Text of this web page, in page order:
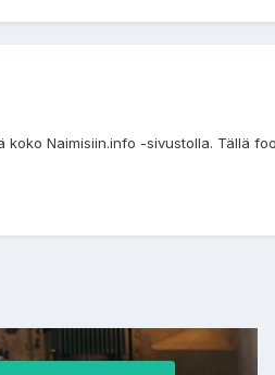
Naimisiin.info -sivustolla. Tällä